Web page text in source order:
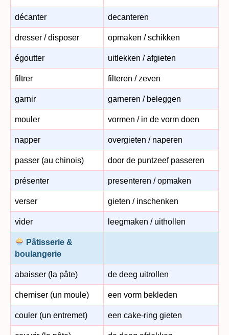
décanter decanteren
dresser / disposer opmaken / schikken
égoutter uitlekken / afgieten
filtrer filteren / zeven
garnir garneren / beleggen
mouler vormen / in de vorm doen
napper overgieten / naperen
passer (au chinois) door de puntzeef passeren
présenter presenteren / opmaken
verser gieten / inschenken
vider leegmaken / uithollen
Pâtisserie &
boulangerie
abaisser (la pâte) de deeg uitrollen
chemiser (un moule) een vorm bekleden
couler (un entremet) een cake-ring gieten